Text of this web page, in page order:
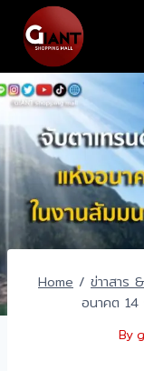
Home / ข่าาสาร
อนาคต 14
By